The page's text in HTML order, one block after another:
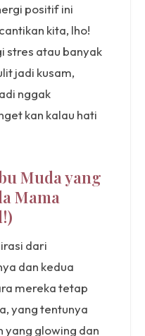
positif ini
kita, lho!
stres atau banyak
jadi kusam,
nggak
kan kalau hati
Muda yang
Mama
dari
dan kedua
mereka tetap
yang tentunya
yang glowing dan